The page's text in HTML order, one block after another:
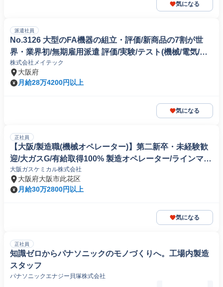
気になる
派遣社員
No.3126 大型のFA機器の組立・評価/新商品の7割が世
界・業界初/無期雇用派遣 評価/実験/テスト(機械/電気/電
子製品専門職)
株式会社メイテック
大阪府
月給28万4200円以上
気になる
正社員
【大阪/製造職(機械オペレーター)】第二新卒・未経験歓
迎/大ガスG/有給取得100% 製造オペレーター/ラインマネ
ージャー(鉄鋼/非鉄金属/金属製品)
大阪ガスケミカル株式会社
大阪府大阪市此花区
月給30万2800円以上
気になる
正社員
知識ゼロからパナソニックのモノづくりへ。工場内製造
スタッフ
パナソニックエナジー貝塚株式会社